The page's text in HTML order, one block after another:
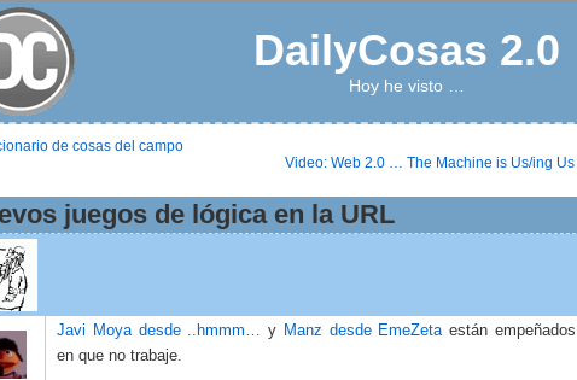
DailyCosas 2.0
Hoy he visto …
de cosas del campo
Video: Web 2.0 … The Machine is Us/ing Us
juegos de lógica en la URL
Javi Moya desde ..hmmm… y Manz desde EmeZeta están empeñados
en que no trabaje.